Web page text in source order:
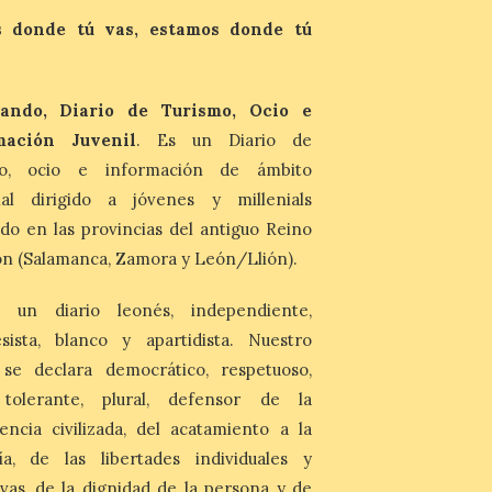
minerales, rocas y fósiles de Castilla y
León’, podrá visitarse hasta finales del
La Bañeza inicia sus
fiestas con el pregón a
cargo de Arturo Martínez
Matilla
8 Ago 2026
El Ayuntamiento de La
Martínez Matilla como
pregonero de las Fiestas
2026. Tendrá lugar este
sábado 8 de agosto a las 21,00 horas en el
teatro municipal de La Bañeza. El
comunicador astorgano Arturo Martínez
Matilla, […]
La I Feria de la Cerveza
donde tú vas, estamos donde tú
Diario de Turismo, Ocio e
Juvenil. Es un Diario de
ocio e información de ámbito
dirigido a jóvenes y millenials
en las provincias del antiguo Reino
(Salamanca, Zamora y León/Llión).
un diario leonés, independiente,
blanco y apartidista. Nuestro
declara democrático, respetuoso,
tolerante, plural, defensor de la
civilizada, del acatamiento a la
de las libertades individuales y